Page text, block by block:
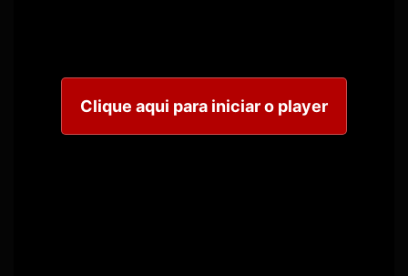
Clique aqui para iniciar o player